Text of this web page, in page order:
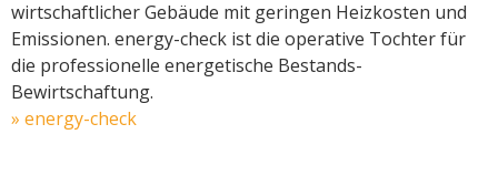
wirtschaftlicher Gebäude mit geringen Heizkosten und
Emissionen. energy-check ist die operative Tochter für
die professionelle energetische Bestands-
Bewirtschaftung.
» energy-check